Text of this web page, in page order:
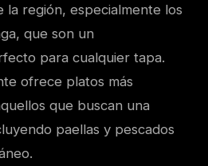
la región, especialmente los
que son un
para cualquier tapa.
ofrece platos más
que buscan una
paellas y pescados